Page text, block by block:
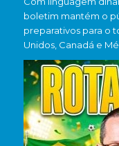
boletim mantém o
preparativos para o
Unidos, Canadá e